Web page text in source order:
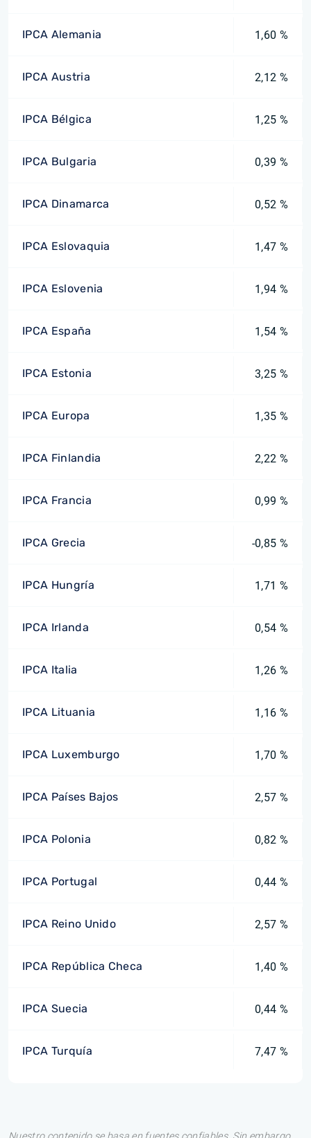
IPCA Alemania 1,60 %
IPCA Austria 2,12 %
IPCA Bélgica 1,25 %
IPCA Bulgaria 0,39 %
IPCA Dinamarca 0,52 %
IPCA Eslovaquia 1,47 %
IPCA Eslovenia 1,94 %
IPCA España 1,54 %
IPCA Estonia 3,25 %
IPCA Europa 1,35 %
IPCA Finlandia 2,22 %
IPCA Francia 0,99 %
IPCA Grecia -0,85 %
IPCA Hungría 1,71 %
IPCA Irlanda 0,54 %
IPCA Italia 1,26 %
IPCA Lituania 1,16 %
IPCA Luxemburgo 1,70 %
IPCA Países Bajos 2,57 %
IPCA Polonia 0,82 %
IPCA Portugal 0,44 %
IPCA Reino Unido 2,57 %
IPCA República Checa 1,40 %
IPCA Suecia 0,44 %
IPCA Turquía 7,47 %